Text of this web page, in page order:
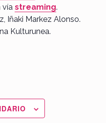
vía streaming.
Iñaki Markez Alonso.
Kulturunea.